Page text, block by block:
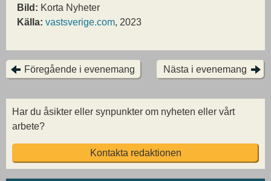
Bild: Korta Nyheter
Källa: vastsverige.com, 2023
Föregående i evenemang Nästa i evenemang
Har du åsikter eller synpunkter om nyheten eller vårt
arbete?
Kontakta redaktionen